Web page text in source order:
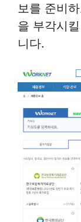
보를 준비
을 부각시
니다​​.